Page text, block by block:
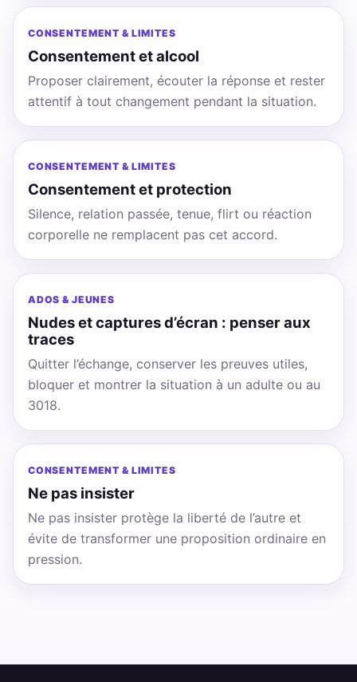
CONSENTEMENT & LIMITES
Consentement et alcool
Proposer clairement, écouter la réponse et rester
attentif à tout changement pendant la situation.
CONSENTEMENT & LIMITES
Consentement et protection
Silence, relation passée, tenue, flirt ou réaction
corporelle ne remplacent pas cet accord.
ADOS & JEUNES
Nudes et captures d’écran : penser aux
traces
Quitter l’échange, conserver les preuves utiles,
bloquer et montrer la situation à un adulte ou au
3018.
CONSENTEMENT & LIMITES
Ne pas insister
Ne pas insister protège la liberté de l’autre et
évite de transformer une proposition ordinaire en
pression.